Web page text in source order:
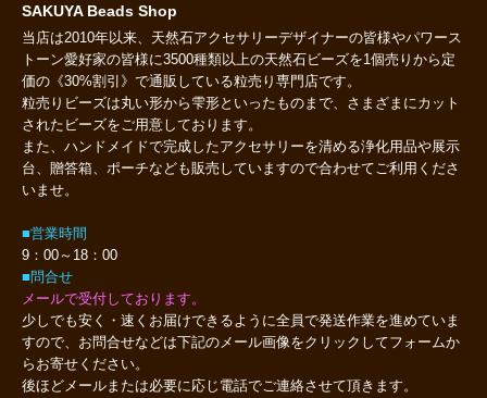
SAKUYA Beads Shop
当店は2010年以来、天然石アクセサリーデザイナーの皆様やパワース
トーン愛好家の皆様に3500種類以上の天然石ビーズを1個売りから定
価の《30%割引》で通販している粒売り専門店です。
粒売りビーズは丸い形から雫形といったものまで、さまざまにカット
されたビーズをご用意しております。
また、ハンドメイドで完成したアクセサリーを清める浄化用品や展示
台、贈答箱、ポーチなども販売していますので合わせてご利用くださ
いませ。
■営業時間
9：00～18：00
■問合せ
メールで受付しております。
少しでも安く・速くお届けできるように全員で発送作業を進めていま
すので、お問合せなどは下記のメール画像をクリックしてフォームか
らお寄せください。
後ほどメールまたは必要に応じ電話でご連絡させて頂きます。